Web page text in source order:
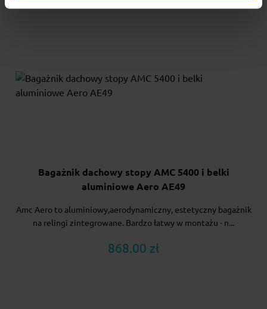
Bagażnik dachowy stopy AMC 5400 i belki
aluminiowe Aero AE49
Amc Aero to aluminiowy,aerodynamiczny, estetyczny bagażnik
na relingi zintegrowane. Bardzo łatwy w montażu - n...
868.00 zł